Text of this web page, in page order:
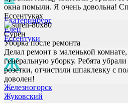
Екатеринбург
Елец
Ессентуки
Ж
Железногорск
Жуковский
окна помыли. Я очень довольна!
Ессентуках
Сурен
Уборка после ремонта
Делал ремонт в маленькой
генеральную уборку. Ребята
розетки, отчистили шпаклевку с
доволен!